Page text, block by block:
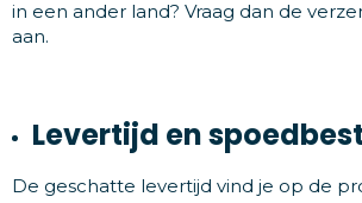
Thema
in een ander land? Vraag dan de
aan.
Levertijd en
De geschatte levertijd vind je op de